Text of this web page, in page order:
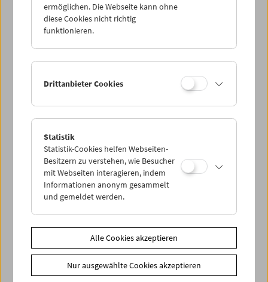
ermöglichen. Die Webseite kann ohne
diese Cookies nicht richtig
funktionieren.
Drittanbieter Cookies
Statistik
Statistik-Cookies helfen Webseiten-
Besitzern zu verstehen, wie Besucher
mit Webseiten interagieren, indem
Informationen anonym gesammelt
und gemeldet werden.
Alle Cookies akzeptieren
Nur ausgewählte Cookies akzeptieren